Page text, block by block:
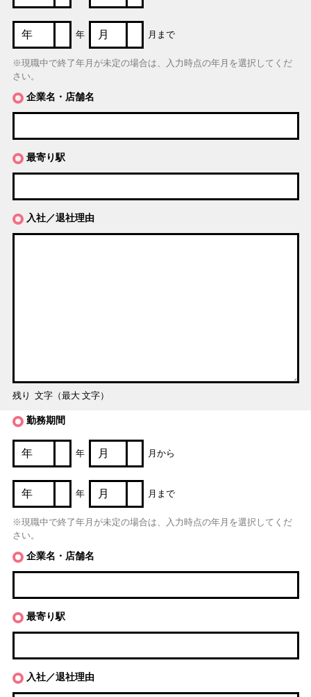
年 月まで
※現職中で終了年月が未定の場合は、入力時点の年月を選択してくだ
さい。
企業名・店舗名
最寄り駅
入社／退社理由
残り 文字（最大 文字）
勤務期間
年 月から
年 月まで
※現職中で終了年月が未定の場合は、入力時点の年月を選択してくだ
さい。
企業名・店舗名
最寄り駅
入社／退社理由